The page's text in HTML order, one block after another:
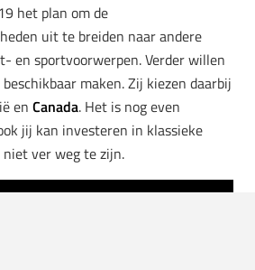
het plan om de
uit te breiden naar andere
en sportvoorwerpen. Verder willen
maken. Zij kiezen daarbij
en Canada. Het is nog even
jij kan investeren in klassieke
ver weg te zijn.